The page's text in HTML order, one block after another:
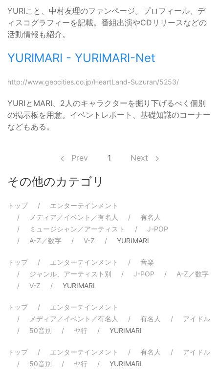
YURIこと、中村友理のファンページ。プロフィール、デ
ィスコグラフィーを記載。番組出演やCDリリースなどの
活動情報も紹介。
YURIMARI - YURIMARI-Net
http://www.geocities.co.jp/HeartLand-Suzuran/5253/
YURIとMARI、2人のキャラクターを掘り下げるべく個別
の掲示板を用意。イベントレポート、基礎知識のコーナー
などもある。
Prev 1 Next
その他のカテゴリ
トップ
エンターテインメント
メディア／イベント／有名人
有名人
ミュージシャン／アーティスト
J-POP
A-Z／数字
V-Z YURIMARI
トップ エンターテインメント
音楽
ジャンル、アーティスト別
J-POP
A-Z／数字
V-Z
YURIMARI
トップ
エンターテインメント
メディア／イベント／有名人
有名人
アイドル
50音別
ヤ行 YURIMARI
トップ エンターテインメント 有名人
アイドル
50音別
ヤ行 YURIMARI